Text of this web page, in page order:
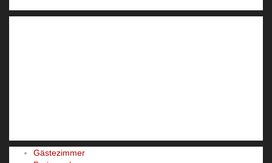
Gästezimmer